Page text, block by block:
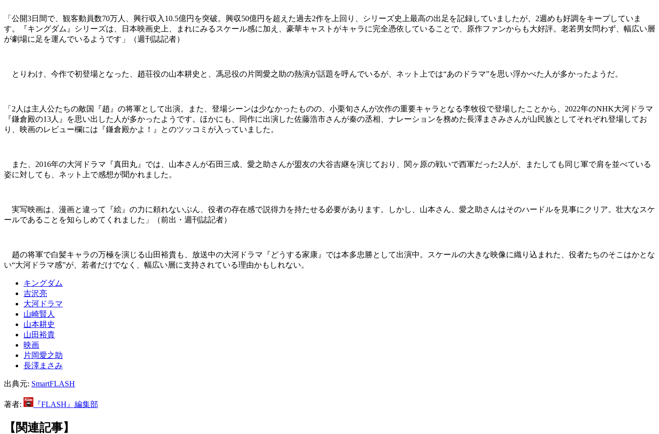
「公開3日間で、観客動員数70万人、興行収入10.5億円を突破。興収50億円を超えた過去2作を上回り、シリーズ史上最高の出足を記録していましたが、2週めも好調をキープしていま
す。『キングダム』シリーズは、日本映画史上、まれにみるスケール感に加え、豪華キャストがキャラに完全憑依していることで、原作ファンからも大好評。老若男女問わず、幅広い層
が劇場に足を運んでいるようです」（週刊誌記者）
とりわけ、今作で初登場となった、趙荘役の山本耕史と、馮忌役の片岡愛之助の熱演が話題を呼んでいるが、ネット上では“あのドラマ”を思い浮かべた人が多かったようだ。
「2人は主人公たちの敵国『趙』の将軍として出演。また、登場シーンは少なかったものの、小栗旬さんが次作の重要キャラとなる李牧役で登場したことから、2022年のNHK大河ドラマ
『鎌倉殿の13人』を思い出した人が多かったようです。ほかにも、同作に出演した佐藤浩市さんが秦の丞相、ナレーションを務めた長澤まさみさんが山民族としてそれぞれ登場してお
り、映画のレビュー欄には『鎌倉殿かよ！』とのツッコミが入っていました。
また、2016年の大河ドラマ『真田丸』では、山本さんが石田三成、愛之助さんが盟友の大谷吉継を演じており、関ヶ原の戦いで西軍だった2人が、またしても同じ軍で肩を並べている
姿に対しても、ネット上で感想が聞かれました。
実写映画は、漫画と違って『絵』の力に頼れないぶん、役者の存在感で説得力を持たせる必要があります。しかし、山本さん、愛之助さんはそのハードルを見事にクリア。壮大なスケ
ールであることを知らしめてくれました」（前出・週刊誌記者）
趙の将軍で白髪キャラの万極を演じる山田裕貴も、放送中の大河ドラマ『どうする家康』では本多忠勝として出演中。スケールの大きな映像に織り込まれた、役者たちのそこはかとな
い“大河ドラマ感”が、若者だけでなく、幅広い層に支持されている理由かもしれない。
キングダム
吉沢亮
大河ドラマ
山崎賢人
山本耕史
山田裕貴
映画
片岡愛之助
長澤まさみ
出典元: SmartFLASH
著者: 『FLASH』編集部
【関連記事】